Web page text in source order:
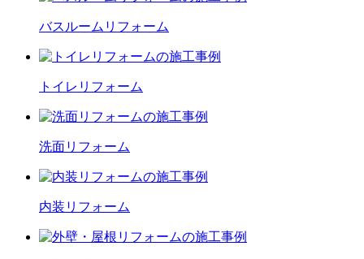
バスルーム リフォーム
トイレ リフォーム
洗面リフォーム
内装 リフォーム